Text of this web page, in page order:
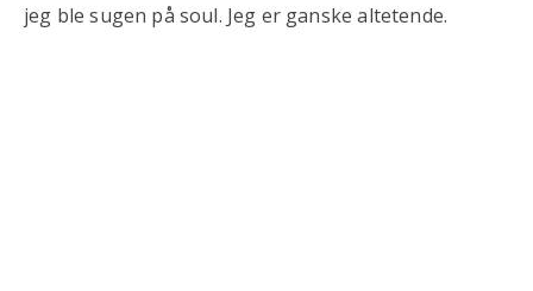
jeg ble sugen på soul. Jeg er ganske altetende.